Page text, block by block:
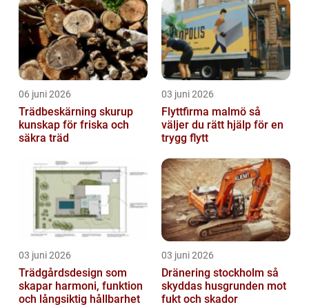
06 juni 2026
Trädbeskärning skurup
kunskap för friska och
säkra träd
03 juni 2026
Flyttfirma malmö så
väljer du rätt hjälp för en
trygg flytt
03 juni 2026
Trädgårdsdesign som
skapar harmoni, funktion
och långsiktig hållbarhet
03 juni 2026
Dränering stockholm så
skyddas husgrunden mot
fukt och skador